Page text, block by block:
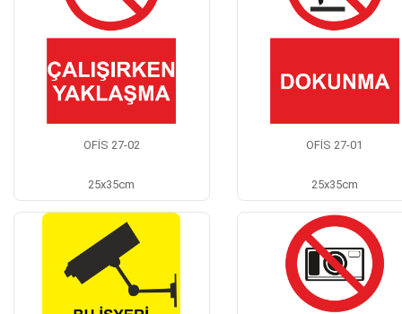
OFİS 27-02
25x35cm
OFİS 27-01
25x35cm